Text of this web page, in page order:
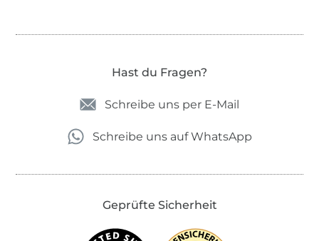
Hast du Fragen?
Schreibe uns per E-Mail
Schreibe uns auf WhatsApp
Geprüfte Sicherheit